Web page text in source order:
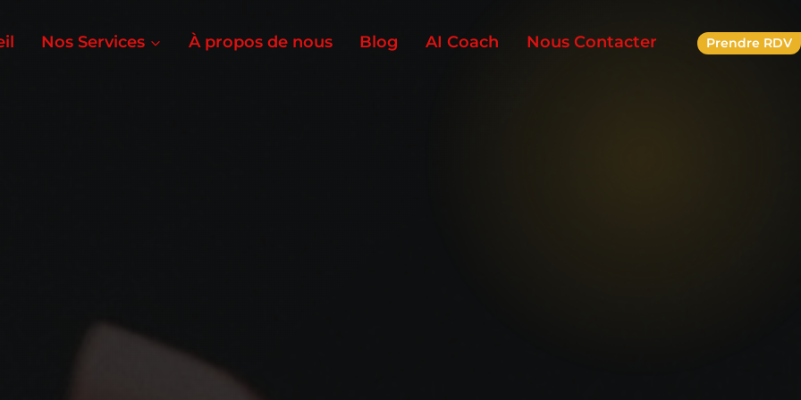
Nos Services À propos de nous Blog AI Coach Nous Contacter Prendre RDV